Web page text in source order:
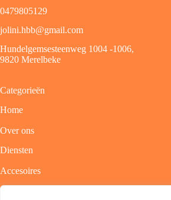
0479805129
jolini.hbb@gmail.com
Hundelgemsesteenweg 1004 -1006,
9820 Merelbeke
Categorieën
Home
Over ons
Diensten
Accesoires
Contact